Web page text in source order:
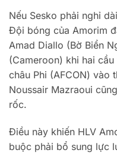
Nếu Sesko phải nghỉ
Đội bóng của Amorim
Amad Diallo (Bờ Biển
(Cameroon) khi hai
châu Phi (AFCON) vào
Noussair Mazraoui
rốc.
Điều này khiến HLV
buộc phải bổ sung lực